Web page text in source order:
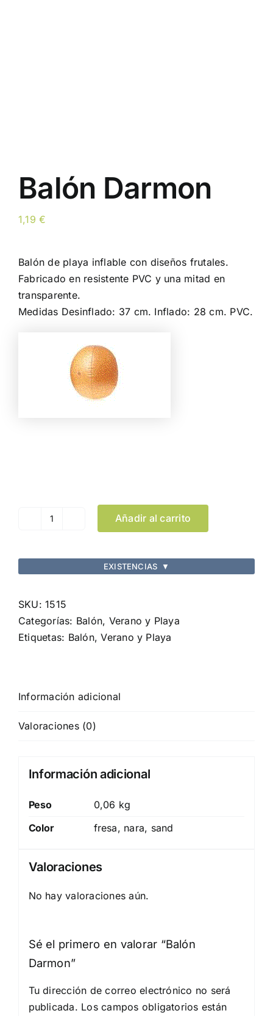
Balón Darmon
1,19€
Balón de playa inflable con diseños frutales.
Fabricado en resistente PVC y una mitad en
transparente.
Medidas Desinflado: 37 cm. Inflado: 28 cm. PVC.
Balón
cantidad
Añadir al carrito
EXISTENCIAS ▼
SKU:1515
Categorías: Balón, Verano y Playa
Etiquetas: Balón,Verano y Playa
Información adicional
Valoraciones (0)
Información adicional
Peso
0,06 kg
Color
fresa, nara, sand
Valoraciones
No hay valoraciones aún.
Sé el primero en valorar “Balón
Darmon”
Tu dirección de correo electrónico no será
publicada. Los campos obligatorios están